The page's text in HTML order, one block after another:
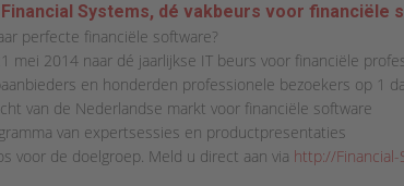
Systems, dé vakbeurs voor financiële
perfecte financiële software?
mei 2014 naar dé jaarlijkse IT beurs voor financiële
en honderden professionele bezoekers op 1
van de Nederlandse markt voor financiële software
van expertsessies en productpresentaties
voor de doelgroep. Meld u direct aan via http://Financial-